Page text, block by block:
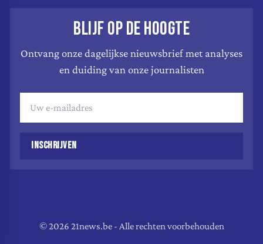
BLIJF OP DE HOOGTE
Ontvang onze dagelijkse nieuwsbrief met analyses
en duiding van onze journalisten
INSCHRIJVEN
© 2026 21news.be - Alle rechten voorbehouden